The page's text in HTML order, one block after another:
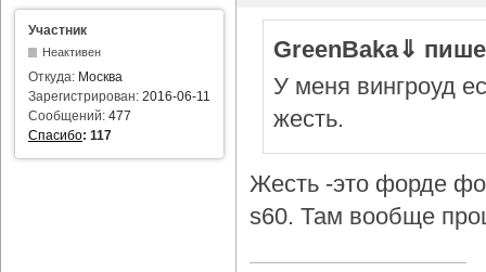
Участник
Неактивен
Откуда: Москва
Зарегистрирован: 2016-06-11
Сообщений: 477
Спасибо: 117
GreenBaka⇓
У меня вингроуд
жесть.
Жесть -это форде
s60. Там вообще